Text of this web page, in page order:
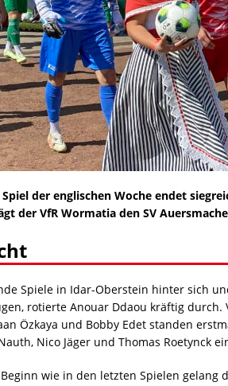
der englischen Woche endet
der VfR Wormatia den SV
Spiele in Idar-Oberstein hinter sich
rotierte Anouar Ddaou kräftig durch.
Özkaya und Bobby Edet standen
Nico Jäger und Thomas Roetynck
wie in den letzten Spielen gelang